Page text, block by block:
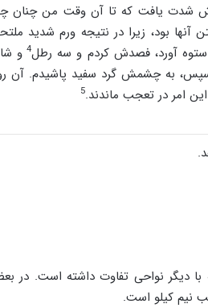
شدت یافت که تا آن وقت من چنان
بود، زیرا در نتیجه ورم شدید
ستوه آورد، فصدش کردم و سه رطل4 و
به چشمش گرد سفید پاشیدم. آن
امر در تعجب ماندند.5
سائیدگی